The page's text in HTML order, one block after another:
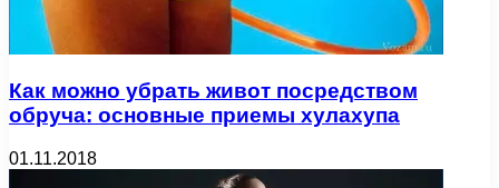
Как можно убрать живот посредством
обруча: основные приемы хулахупа
01.11.2018